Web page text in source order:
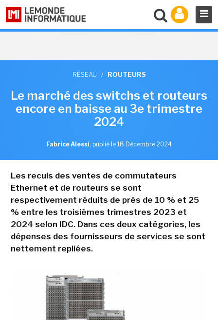
RÉSEAU / ROUTEURS
Le marché des switchs et routeurs
encore en baisse au 3e trimestre
2024
Fabrice Alessi, publié le 18 Décembre 2024
Les reculs des ventes de commutateurs
Ethernet et de routeurs se sont
respectivement réduits de près de 10 % et 25
% entre les troisièmes trimestres 2023 et
2024 selon IDC. Dans ces deux catégories, les
dépenses des fournisseurs de services se sont
nettement repliées.